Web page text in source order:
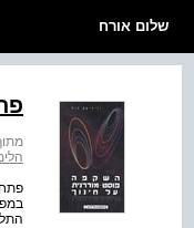
שלום אורח